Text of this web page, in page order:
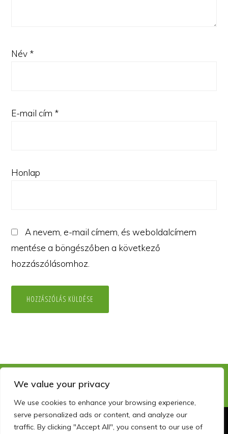
We value your privacy
We use cookies to enhance your browsing experience,
serve personalized ads or content, and analyze our
traffic. By clicking "Accept All", you consent to our use of
Név *
E-mail cím *
Honlap
A nevem, e-mail címem, és weboldalcímem
mentése a böngészőben a következő
hozzászólásomhoz.
Copyright © 2026 · szemelyisegfejlesztocentrum.hu · info@szfc.hu